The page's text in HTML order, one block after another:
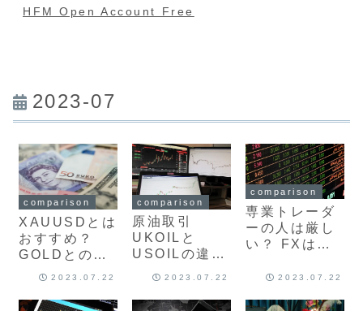
HFM Open Account Free
2023-07
comparison
XAUUSDとは
おすすめ？
GOLDとの違
いを比較 FX
ド）の取引に
2023.07.22
comparison
原油取引
UKOILと
USOILの違い
ついて最新版
2023.07.22
comparison
専業トレーダ
ーの人は厳し
い？ FXはや
版を解説2023.07.22